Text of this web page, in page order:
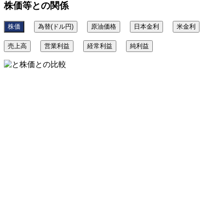
株価等との関係
株価 為替(ドル円) 原油価格 日本金利 米金利
売上高 営業利益 経常利益 純利益